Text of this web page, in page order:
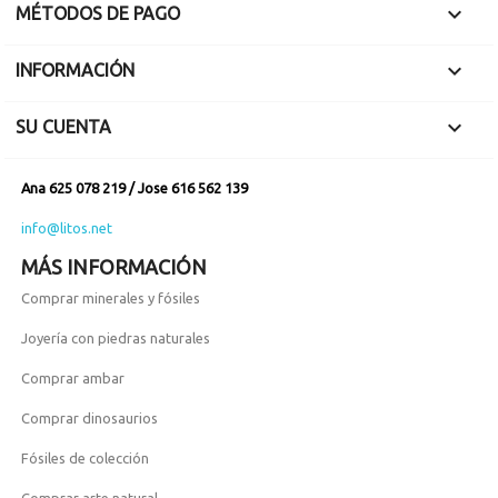
MÉTODOS DE PAGO 
INFORMACIÓN 
SU CUENTA 
Ana 625 078 219 / Jose 616 562 139
info@litos.net
MÁS INFORMACIÓN
Comprar minerales y fósiles
Joyería con piedras naturales
Comprar ambar
Comprar dinosaurios
Fósiles de colección